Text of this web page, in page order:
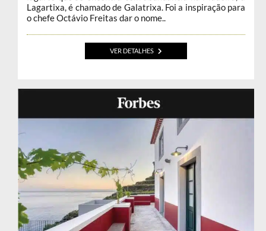
Lagartixa, é chamado de Galatrixa. Foi a inspiração para
o chefe Octávio Freitas dar o nome..
VER DETALHES